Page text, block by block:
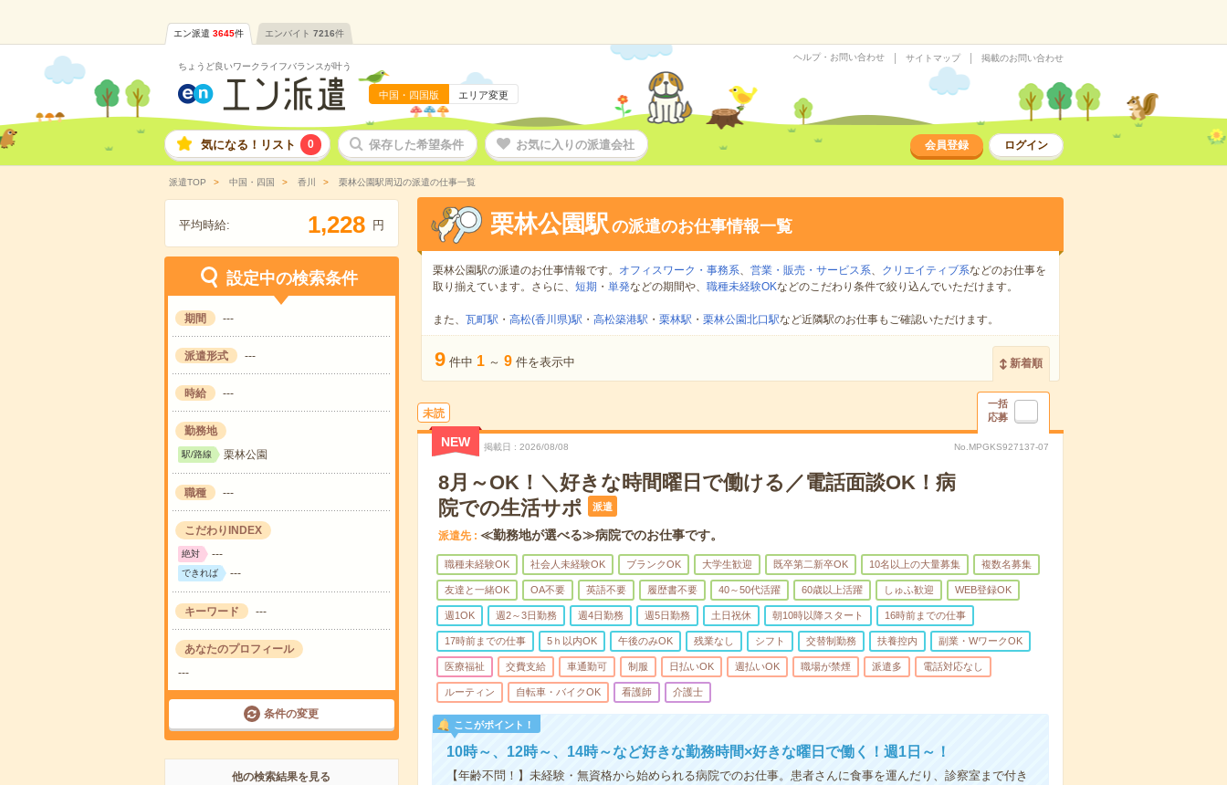
エン派遣 3645件 エンバイト 7216件
ちょうど良いワークライフバランスが叶う
中国・四国版 エリア変更
ヘルプ・お問い合わせ サイトマップ 掲載のお問い合わせ
気になる！リスト 0 保存した希望条件 お気に入りの派遣会社 会員登録 ログイン
派遣TOP 中国・四国 香川 栗林公園駅周辺の派遣の仕事一覧
平均時給: 1,228 円
設定中の検索条件
期間 ---
派遣形式 ---
時給 ---
勤務地
駅/路線 栗林公園
職種 ---
こだわりINDEX
絶対 ---
できれば ---
キーワード ---
あなたのプロフィール
---
条件の変更
他の検索結果を見る
栗林公園駅の派遣のお仕事情報一覧
栗林公園駅の派遣のお仕事情報です。 オフィスワーク・事務系、 営業・販売・サービス系、 クリエイティブ系などのお仕事を
取り揃えています。さらに、 短期 ・ 単発などの期間や、 職種未経験OKなどのこだわり条件で絞り込んでいただけます。
また、 瓦町駅 ・ 高松(香川県)駅 ・ 高松築港駅 ・ 栗林駅 ・ 栗林公園北口駅など近隣駅のお仕事もご確認いただけます。
9 件中 1 ～ 9 件を表示中 新着順
未読
一括
応募
NEW 掲載日 2026/08/08 No.MPGKS927137-07
8月～OK！＼好きな時間曜日で働ける／電話面談OK！病
院での生活サポ
派遣
派遣先 ≪勤務地が選べる≫病院でのお仕事です。
職種未経験OK 社会人未経験OK ブランクOK 大学生歓迎 既卒第二新卒OK 10名以上の大量募集 複数名募集
友達と一緒OK OA不要 英語不要 履歴書不要 40～50代活躍 60歳以上活躍 しゅふ歓迎 WEB登録OK
週1OK 週2～3日勤務 週4日勤務 週5日勤務 土日祝休 朝10時以降スタート 16時前までの仕事
17時前までの仕事 5ｈ以内OK 午後のみOK 残業なし シフト 交替制勤務 扶養控内 副業・WワークOK
医療福祉 交費支給 車通勤可 制服 日払いOK 週払いOK 職場が禁煙 派遣多 電話対応なし
ルーティン 自転車・バイクOK 看護師 介護士
ここがポイント！
10時～、12時～、14時～など好きな勤務時間×好きな曜日で働く！週1日～！
【年齢不問！】未経験・無資格から始められる病院でのお仕事。患者さんに食事を運んだり、診察室まで付き